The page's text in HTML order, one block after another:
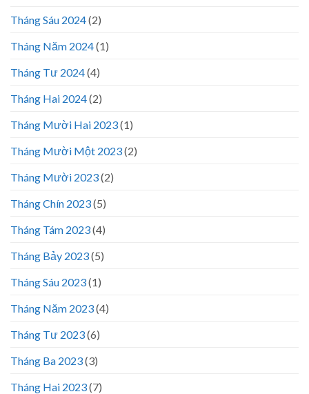
Tháng Sáu 2024(2)
Tháng Năm 2024(1)
Tháng Tư 2024(4)
Tháng Hai 2024(2)
Tháng Mười Hai 2023(1)
Tháng Mười Một 2023(2)
Tháng Mười 2023(2)
Tháng Chín 2023(5)
Tháng Tám 2023(4)
Tháng Bảy 2023(5)
Tháng Sáu 2023(1)
Tháng Năm 2023(4)
Tháng Tư 2023(6)
Tháng Ba 2023(3)
Tháng Hai 2023(7)